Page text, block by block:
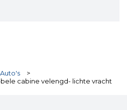
Auto's
>
cabine velengd- lichte vracht